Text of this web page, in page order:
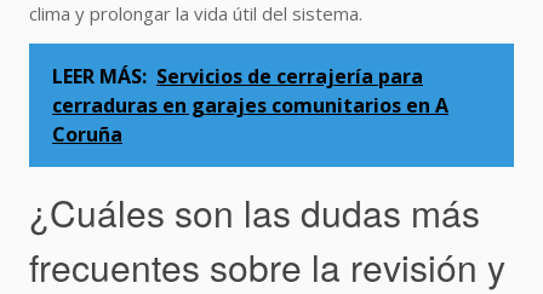
clima y prolongar la vida útil del sistema.
LEER MÁS: Servicios de cerrajería para
cerraduras en garajes comunitarios en A
Coruña
¿Cuáles son las dudas más
frecuentes sobre la revisión y